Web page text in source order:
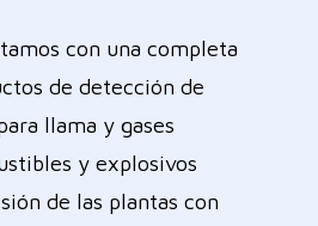
con una completa
de detección de
llama y gases
y explosivos
de las plantas con